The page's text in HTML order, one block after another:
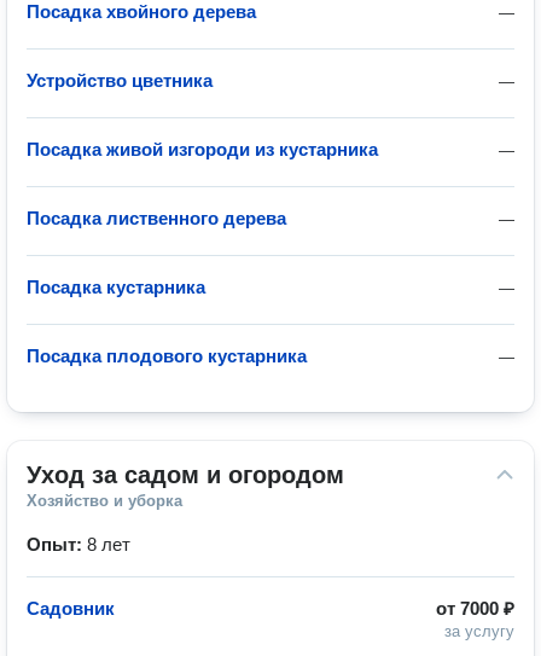
—
Посадка хвойного дерева
—
Устройство цветника
—
Посадка живой изгороди из кустарника
—
Посадка лиственного дерева
—
Посадка кустарника
—
Посадка плодового кустарника
Уход за садом и огородом
Хозяйство и уборка
Опыт: 8 лет
от 7000 ₽
за услугу
Садовник